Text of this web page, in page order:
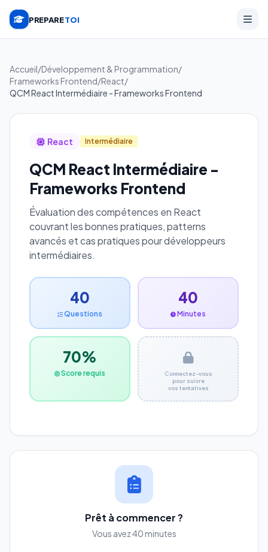
PREPARETOI
Accueil/Développement & Programmation/
Frameworks Frontend/React/
QCM React Intermédiaire - Frameworks Frontend
React Intermédiaire
QCM React Intermédiaire -
Frameworks Frontend
Évaluation des compétences en React
couvrant les bonnes pratiques, patterns
avancés et cas pratiques pour développeurs
intermédiaires.
40
Questions
40
Minutes
70%
Score requis
Connectez-vous
pour suivre
vos tentatives
Prêt à commencer ?
Vous avez 40 minutes